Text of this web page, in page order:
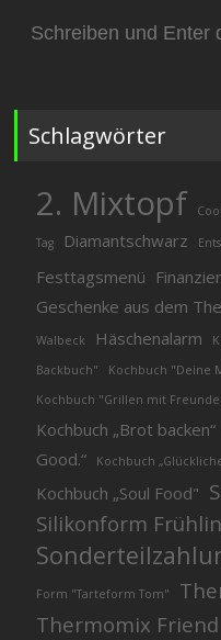
nach:
Schlagwörter
2. Mixtopf
Tag Diamantschwarz
Festtagsmenü
Geschenke aus dem
Walbeck Häschenalarm
Backbuch"
Kochbuch "Deine
Kochbuch "Grillen mit
Kochbuch „Brot backen“
Good.“
Kochbuch
Kochbuch „Soul Food"
Silikonform
Form "Tarteform Tom"
Thermomix Friend